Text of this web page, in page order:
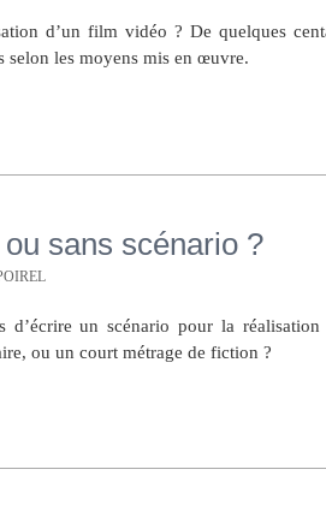
d’un film vidéo ? De quelques
selon les moyens mis en œuvre.
sans scénario ?
d’écrire un scénario pour la
ou un court métrage de fiction ?